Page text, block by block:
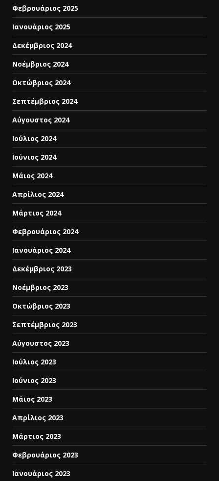
Φεβρουάριος 2025
Ιανουάριος 2025
Δεκέμβριος 2024
Νοέμβριος 2024
Οκτώβριος 2024
Σεπτέμβριος 2024
Αύγουστος 2024
Ιούλιος 2024
Ιούνιος 2024
Μάιος 2024
Απρίλιος 2024
Μάρτιος 2024
Φεβρουάριος 2024
Ιανουάριος 2024
Δεκέμβριος 2023
Νοέμβριος 2023
Οκτώβριος 2023
Σεπτέμβριος 2023
Αύγουστος 2023
Ιούλιος 2023
Ιούνιος 2023
Μάιος 2023
Απρίλιος 2023
Μάρτιος 2023
Φεβρουάριος 2023
Ιανουάριος 2023